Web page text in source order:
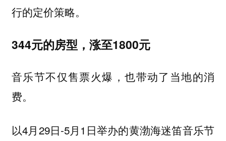
行的定价策略。
344元的房型，涨至1800元
音乐节不仅售票火爆，也带动了当地的消
费。
以4月29日-5月1日举办的黄渤海迷笛音乐节